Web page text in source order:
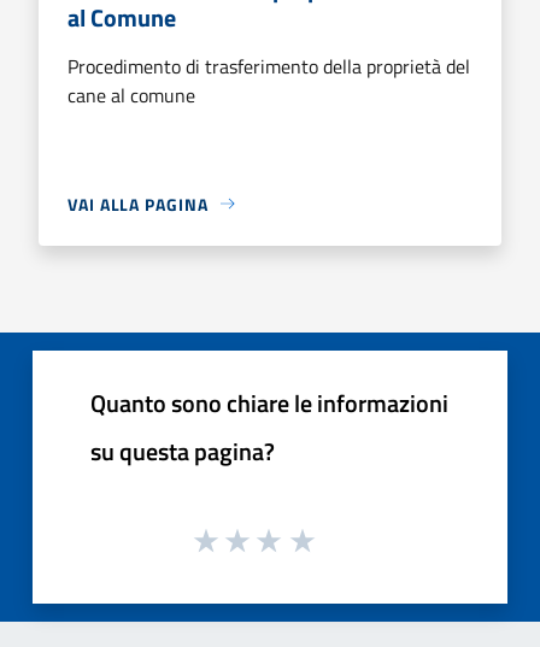
al Comune
Procedimento di trasferimento della proprietà del
cane al comune
VAI ALLA PAGINA
Quanto sono chiare le informazioni
su questa pagina?